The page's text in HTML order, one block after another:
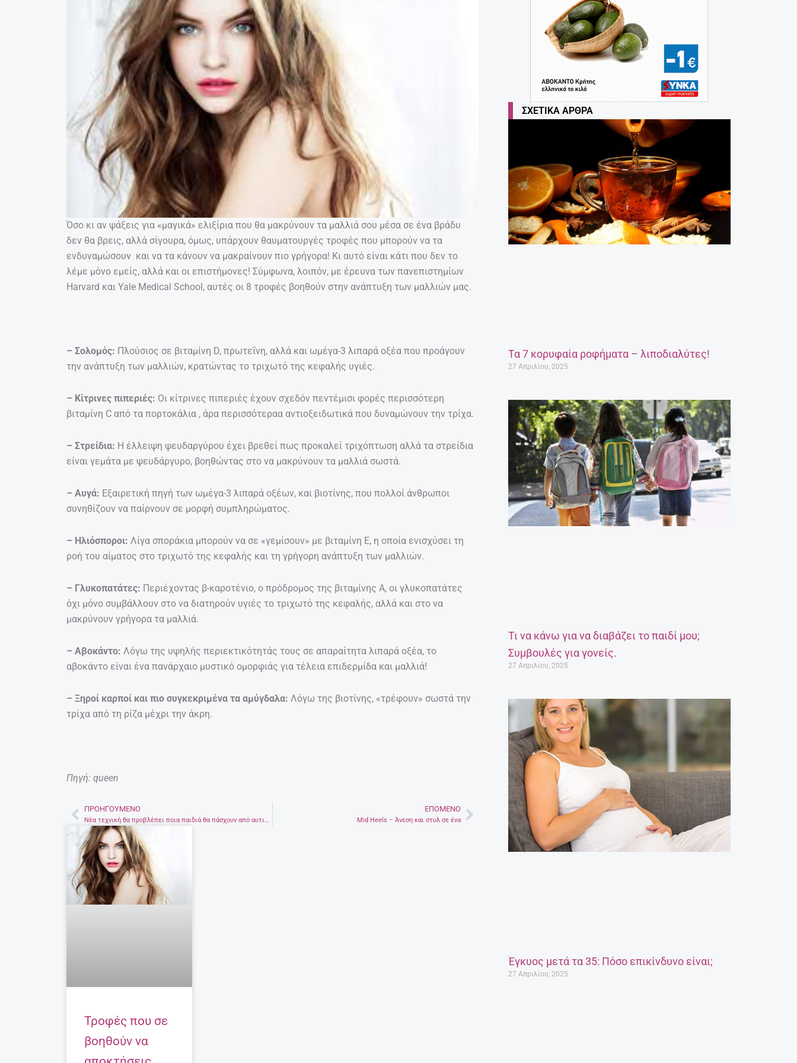
Όσο κι αν ψάξεις για «μαγικά» ελιξίρια που θα μακρύνουν τα μαλλιά σου μέσα σε ένα βράδυ
δεν θα βρεις, αλλά σίγουρα, όμως, υπάρχουν θαυματουργές τροφές που μπορούν να τα
ενδυναμώσουν και να τα κάνουν να μακραίνουν πιο γρήγορα! Κι αυτό είναι κάτι που δεν το
λέμε μόνο εμείς, αλλά και οι επιστήμονες! Σύμφωνα, λοιπόν, με έρευνα των πανεπιστημίων
Harvard και Yale Medical School, αυτές οι 8 τροφές βοηθούν στην ανάπτυξη των μαλλιών μας.
– Σολομός: Πλούσιος σε βιταμίνη D, πρωτεΐνη, αλλά και ωμέγα-3 λιπαρά οξέα που προάγουν
την ανάπτυξη των μαλλιών, κρατώντας το τριχωτό της κεφαλής υγιές.
– Κίτρινες πιπεριές: Οι κίτρινες πιπεριές έχουν σχεδόν πεντέμισι φορές περισσότερη
βιταμίνη C από τα πορτοκάλια , άρα περισσότεραα αντιοξειδωτικά που δυναμώνουν την τρίχα.
– Στρείδια: Η έλλειψη ψευδαργύρου έχει βρεθεί πως προκαλεί τριχόπτωση αλλά τα στρείδια
είναι γεμάτα με ψευδάργυρο, βοηθώντας στο να μακρύνουν τα μαλλιά σωστά.
– Αυγά: Εξαιρετική πηγή των ωμέγα-3 λιπαρά οξέων, και βιοτίνης, που πολλοί άνθρωποι
συνηθίζουν να παίρνουν σε μορφή συμπληρώματος.
– Ηλιόσποροι: Λίγα σποράκια μπορούν να σε «γεμίσουν» με βιταμίνη Ε, η οποία ενισχύσει τη
ροή του αίματος στο τριχωτό της κεφαλής και τη γρήγορη ανάπτυξη των μαλλιών.
– Γλυκοπατάτες: Περιέχοντας β-καροτένιο, ο πρόδρομος της βιταμίνης Α, οι γλυκοπατάτες
όχι μόνο συμβάλλουν στο να διατηρούν υγιές το τριχωτό της κεφαλής, αλλά και στο να
μακρύνουν γρήγορα τα μαλλιά.
– Αβοκάντο: Λόγω της υψηλής περιεκτικότητάς τους σε απαραίτητα λιπαρά οξέα, το
αβοκάντο είναι ένα πανάρχαιο μυστικό ομορφιάς για τέλεια επιδερμίδα και μαλλιά!
– Ξηροί καρποί και πιο συγκεκριμένα τα αμύγδαλα: Λόγω της βιοτίνης, «τρέφουν» σωστά την
τρίχα από τη ρίζα μέχρι την άκρη.
Πηγή: queen
Prev
ΠΡΟΗΓΟΎΜΕΝΟ
Νέα τεχνική θα προβλέπει ποια παιδιά θα πάσχουν από αυτισμό
ΕΠΌΜΕΝΟ
Mid Heels – Άνεση και στυλ σε έναNext
Τροφές που σε
βοηθούν να
ΣΧΕΤΙΚΆ ΆΡΘΡΑ
Τα 7 κορυφαία ροφήματα – λιποδιαλύτες!
27 Απριλίου, 2025
Τι να κάνω για να διαβάζει το παιδί μου;
Συμβουλές για γονείς.
27 Απριλίου, 2025
Έγκυος μετά τα 35: Πόσο επικίνδυνο είναι;
27 Απριλίου, 2025